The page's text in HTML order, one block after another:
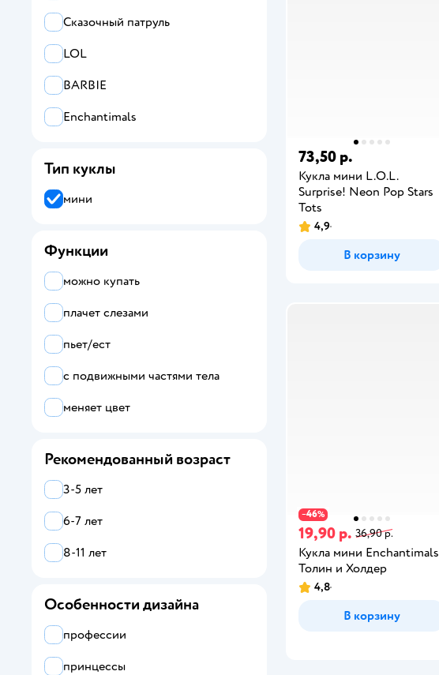
73,50 р.
Кукла мини L.O.L.
Surprise! Neon Pop Stars
Tots
4,9
В корзину
−46%
19,90 р. 36,90 р.
Кукла мини Enchantimals
Толин и Холдер
4,8
В корзину
Enchantimals
Kiana Group
L.O.L. Surprise!
WWO Harry Potter
Сказочный патруль
Сказочный патруль
LOL
BARBIE
Enchantimals
Тип куклы
мини
Функции
можно купать
плачет слезами
пьет/ест
с подвижными частями тела
меняет цвет
Рекомендованный возраст
3-5 лет
6-7 лет
8-11 лет
Особенности дизайна
профессии
принцессы